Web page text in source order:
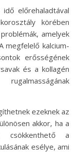
előrehaladtával
körében
amelyek
megfelelő kalcium-
erősségének
és a kollagén
ezeknek az
akkor, ha a
csökkenthető a
esélye, ami